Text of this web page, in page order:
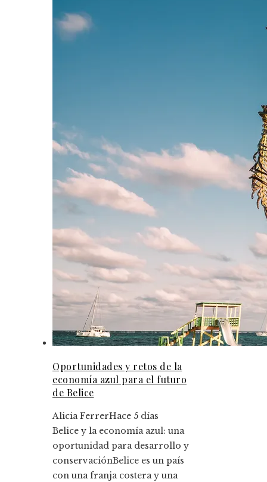
Oportunidades y retos de la
economía azul para el futuro
de Belice
Alicia FerrerHace 5 días
Belice y la economía azul: una
oportunidad para desarrollo y
conservaciónBelice es un país
con una franja costera y una